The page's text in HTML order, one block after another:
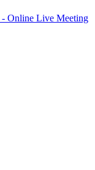
- Online Live Meeting